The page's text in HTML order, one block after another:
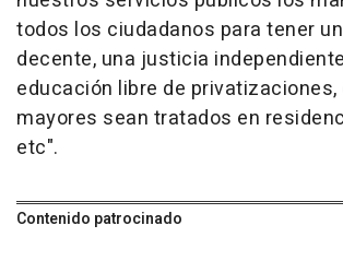
todos los ciudadanos para tener
decente, una justicia
educación libre de
mayores sean tratados en
etc".
Contenido patrocinado